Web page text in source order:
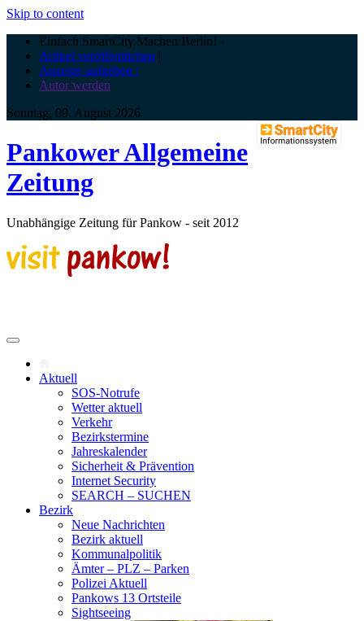
Skip to content
Einfach.SmartCity.Machen:Berlin! -
Artikel veröffentlichen |
Anzeige aufgeben |
Autor werden
Sonntag, 09. August 2026
Pankower Allgemeine
Zeitung
Unabhängige Zeitung für Pankow - seit 2012
Aktuell
SOS-Notrufe
Wetter aktuell
Verkehr
Bezirkstermine
Jahreskalender
Sicherheit & Prävention
Internet Security
SEARCH – SUCHEN
Bezirk
Neue Nachrichten
Bezirk aktuell
Kommunalpolitik
Ämter – PLZ – Parken
Polizei Aktuell
Pankows 13 Ortsteile
Sightseeing